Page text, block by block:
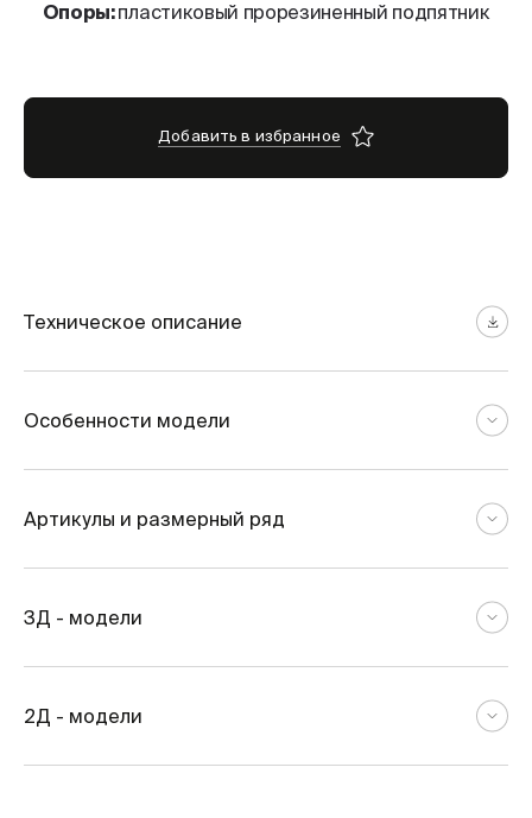
Опоры:пластиковый прорезиненный подпятник
Добавить в избранное
Техническое описание
Особенности модели
Артикулы и размерный ряд
3Д - модели
2Д - модели